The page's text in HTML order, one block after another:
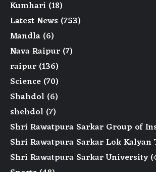
Kumhari (18)
Latest News (753)
Mandla (6)
Nava Raipur (7)
raipur (136)
Science (70)
Shahdol (6)
shehdol (7)
Shri Rawatpura Sarkar Group of
Shri Rawatpura Sarkar Lok Kalyan
Shri Rawatpura Sarkar University